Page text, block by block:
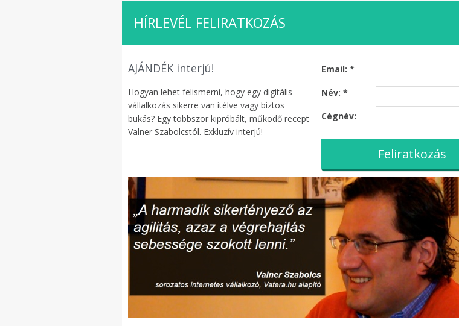
HÍRLEVÉL FELIRATKOZÁS
AJÁNDÉK interjú!
Hogyan lehet felismerni, hogy egy digitális
vállalkozás sikerre van ítélve vagy biztos
bukás? Egy többször kipróbált, működő recept
Valner Szabolcstól. Exkluzív interjú!
Email: *
Név: *
Cégnév: